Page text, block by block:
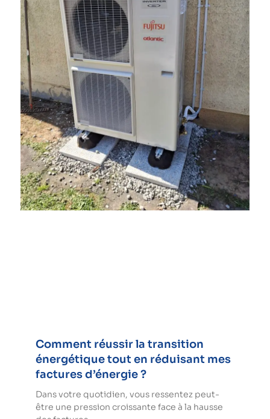
Comment réussir la transition
énergétique tout en réduisant mes
factures d’énergie ?
Dans votre quotidien, vous ressentez peut-
être une pression croissante face à la hausse